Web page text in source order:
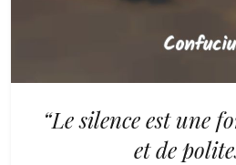
“Le silence est une
et de